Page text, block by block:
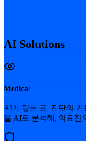
AI Solutions
Medical
AI가 닿는 곳, 진단의
을 AI로 분석해, 의료진